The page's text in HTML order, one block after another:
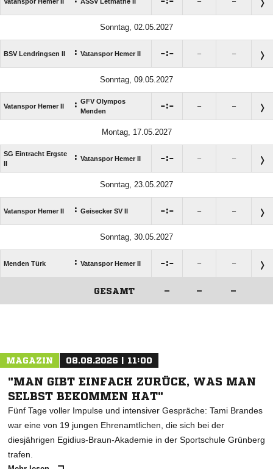
Sonntag, 02.05.2027
BSV Lendringsen II : Vatanspor Hemer II : – –
Sonntag, 09.05.2027
Vatanspor Hemer II : GFV Olympos
Menden
: – –
Montag, 17.05.2027
SG Eintracht Ergste
II
: Vatanspor Hemer II : – –
Sonntag, 23.05.2027
Vatanspor Hemer II : Geisecker SV II : – –
Sonntag, 30.05.2027
Menden Türk : Vatanspor Hemer II : – –
GESAMT – – –
MAGAZIN 08.08.2026 | 11:00
"MAN GIBT EINFACH ZURÜCK, WAS MAN
SELBST BEKOMMEN HAT"
Fünf Tage voller Impulse und intensiver Gespräche: Tami Brandes
war eine von 19 jungen Ehrenamtlichen, die sich bei der
diesjährigen Egidius-Braun-Akademie in der Sportschule Grünberg
trafen.